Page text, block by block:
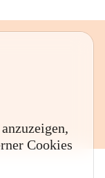
Cookies